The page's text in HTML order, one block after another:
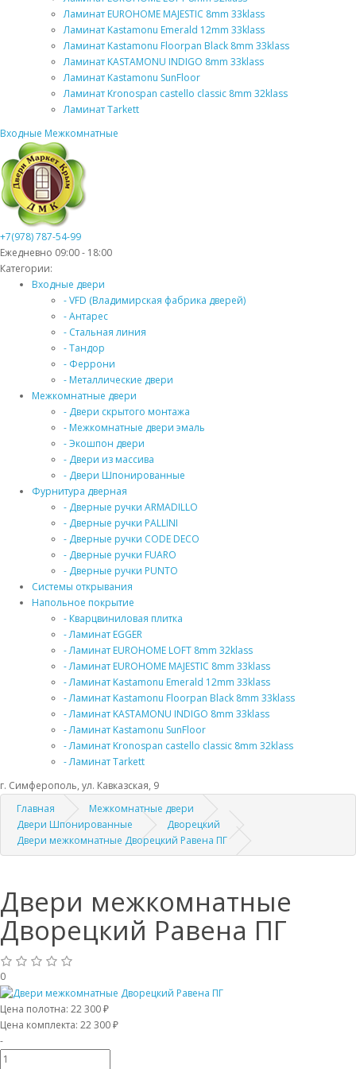
Ламинат EUROHOME MAJESTIC 8mm 33klass
Ламинат Kastamonu Emerald 12mm 33klass
Ламинат Kastamonu Floorpan Black 8mm 33klass
Ламинат KASTAMONU INDIGO 8mm 33klass
Ламинат Kastamonu SunFloor
Ламинат Kronospan castello classic 8mm 32klass
Ламинат Tarkett
Входные Межкомнатные
+7(978) 787-54-99
Ежедневно 09:00 - 18:00
Категории:
Входные двери
- VFD (Владимирская фабрика дверей)
- Антарес
- Стальная линия
- Тандор
- Феррони
- Металлические двери
Межкомнатные двери
- Двери скрытого монтажа
- Межкомнатные двери эмаль
- Экошпон двери
- Двери из массива
- Двери Шпонированные
Фурнитура дверная
- Дверные ручки ARMADILLO
- Дверные ручки PALLINI
- Дверные ручки CODE DECO
- Дверные ручки FUARO
- Дверные ручки PUNTO
Системы открывания
Напольное покрытие
- Кварцвиниловая плитка
- Ламинат EGGER
- Ламинат EUROHOME LOFT 8mm 32klass
- Ламинат EUROHOME MAJESTIC 8mm 33klass
- Ламинат Kastamonu Emerald 12mm 33klass
- Ламинат Kastamonu Floorpan Black 8mm 33klass
- Ламинат KASTAMONU INDIGO 8mm 33klass
- Ламинат Kastamonu SunFloor
- Ламинат Kronospan castello classic 8mm 32klass
- Ламинат Tarkett
г. Симферополь, ул. Кавказская, 9
Главная
Межкомнатные двери
Двери Шпонированные
Дворецкий
Двери межкомнатные Дворецкий Равена ПГ
Двери межкомнатные
Дворецкий Равена ПГ
0
Цена полотна: 22 300 ₽
Цена комплекта: 22 300 ₽
-